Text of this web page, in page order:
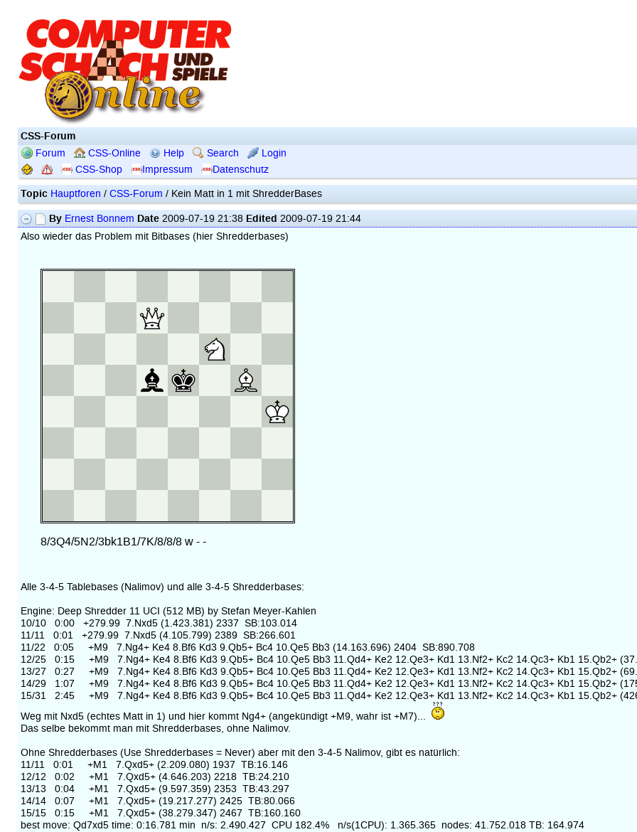
CSS-Forum
Forum CSS-Online Help Search
Login
CSS-Shop
Impressum Datenschutz
Topic Hauptforen / CSS-Forum / Kein Matt in 1 mit ShredderBases
By Ernest Bonnem Date2009-07-19 21:38 Edited 2009-07-19 21:44
Also wieder das Problem mit Bitbases (hier Shredderbases)
Alle 3-4-5 Tablebases (Nalimov) und alle 3-4-5 Shredderbases:
Engine: Deep Shredder 11 UCI (512 MB) by Stefan Meyer-Kahlen
10/10 0:00 +279.99 7.Nxd5 (1.423.381) 2337 SB:103.014
11/11 0:01 +279.99 7.Nxd5 (4.105.799) 2389 SB:266.601
11/22 0:05 +M9 7.Ng4+ Ke4 8.Bf6 Kd3 9.Qb5+ Bc4 10.Qe5 Bb3 (14.163.696) 2404 SB:890.708
12/25 0:15 +M9 7.Ng4+ Ke4 8.Bf6 Kd3 9.Qb5+ Bc4 10.Qe5 Bb3 11.Qd4+ Ke2 12.Qe3+ Kd1 13.Nf2+ Kc2 14.Qc3+ Kb1 15.Qb2+
13/27 0:27 +M9 7.Ng4+ Ke4 8.Bf6 Kd3 9.Qb5+ Bc4 10.Qe5 Bb3 11.Qd4+ Ke2 12.Qe3+ Kd1 13.Nf2+ Kc2 14.Qc3+ Kb1 15.Qb2+
14/29 1:07 +M9 7.Ng4+ Ke4 8.Bf6 Kd3 9.Qb5+ Bc4 10.Qe5 Bb3 11.Qd4+ Ke2 12.Qe3+ Kd1 13.Nf2+ Kc2 14.Qc3+ Kb1 15.Qb2+
15/31 2:45 +M9 7.Ng4+ Ke4 8.Bf6 Kd3 9.Qb5+ Bc4 10.Qe5 Bb3 11.Qd4+ Ke2 12.Qe3+ Kd1 13.Nf2+ Kc2 14.Qc3+ Kb1 15.Qb2+
Weg mit Nxd5 (echtes Matt in 1) und hier kommt Ng4+ (angekündigt +M9, wahr ist +M7)...
Das selbe bekommt man mit Shredderbases, ohne Nalimov.
Ohne Shredderbases (Use Shredderbases = Never) aber mit den 3-4-5 Nalimov, gibt es natürlich:
11/11 0:01 +M1 7.Qxd5+ (2.209.080) 1937 TB:16.146
12/12 0:02 +M1 7.Qxd5+ (4.646.203) 2218 TB:24.210
13/13 0:04 +M1 7.Qxd5+ (9.597.359) 2353 TB:43.297
14/14 0:07 +M1 7.Qxd5+ (19.217.277) 2425 TB:80.066
15/15 0:15 +M1 7.Qxd5+ (38.279.347) 2467 TB:160.160
best move: Qd7xd5 time: 0:16.781 min n/s: 2.490.427 CPU 182.4% n/s(1CPU): 1.365.365 nodes: 41.752.018 TB: 164.974